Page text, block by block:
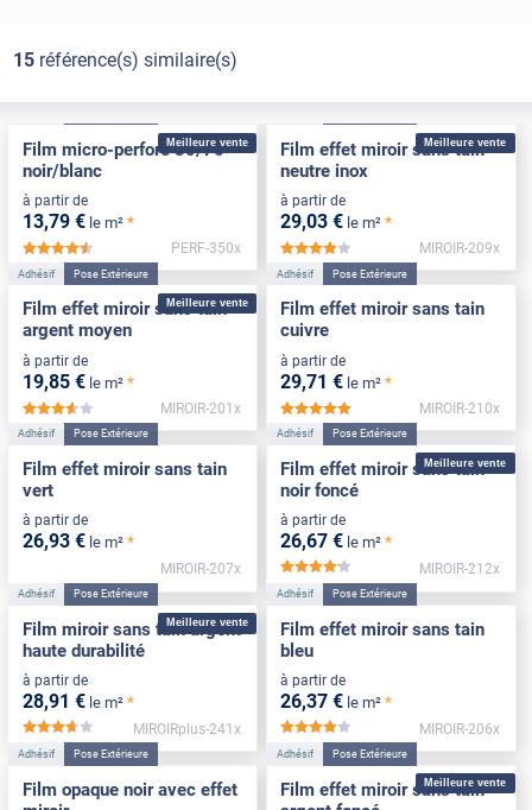
15référence(s) similaire(s)
Meilleure vente
Film micro-perforé 30/70
noir/blanc
à partir de
13,79 € le m² *
*****
PERF-350x
Meilleure vente
Film effet miroir sans tain
neutre inox
à partir de
29,03 € le m² *
*****
MIROIR-209x
Meilleure vente
Adhésif Pose Extérieure
Film effet miroir sans tain
argent moyen
à partir de
19,85 € le m² *
*****
MIROIR-201x
Adhésif Pose Extérieure
Film effet miroir sans tain
cuivre
à partir de
29,71 € le m² *
MIROIR-210x
Adhésif Pose Extérieure
Film effet miroir sans tain
vert
à partir de
26,93 € le m² *
MIROIR-207x
Meilleure vente
Adhésif Pose Extérieure
Film effet miroir sans tain
noir foncé
à partir de
26,67 € le m² *
*****
MIROIR-212x
Meilleure vente
Adhésif Pose Extérieure
Film miroir sans tain argent
haute durabilité
à partir de
28,91 € le m² *
*****
MIROIRplus-241x
Adhésif Pose Extérieure
Film effet miroir sans tain
bleu
à partir de
26,37 € le m² *
*****
MIROIR-206x
Adhésif Pose Extérieure
Film opaque noir avec effet
Meilleure vente
Adhésif Pose Extérieure
Film effet miroir sans tain